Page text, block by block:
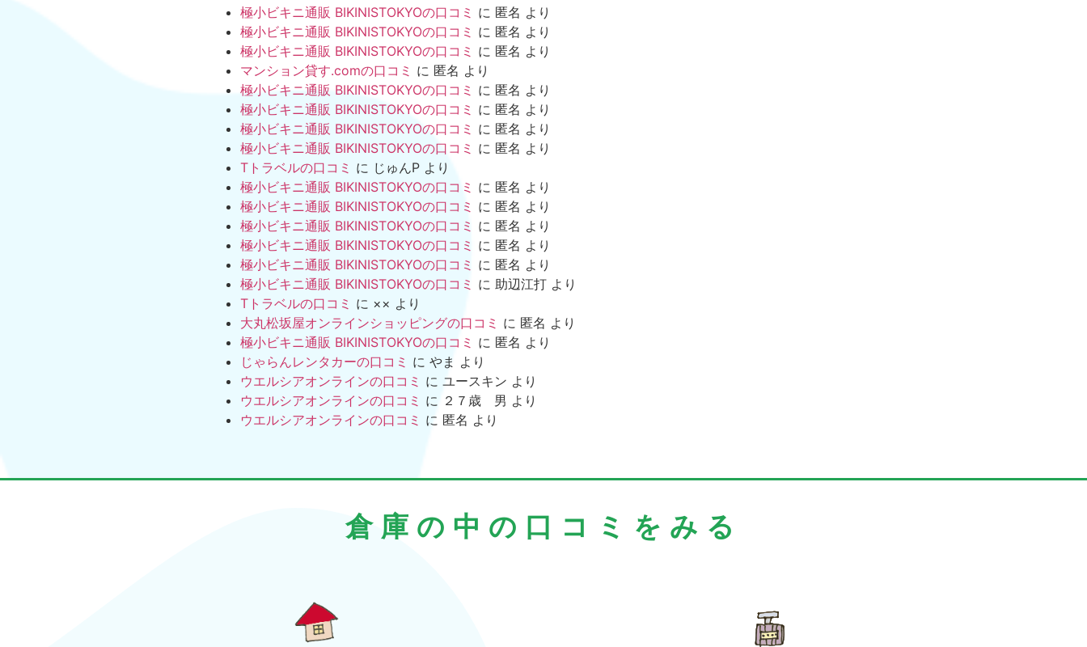
極小ビキニ通販 BIKINISTOKYOの口コミ に 匿名 より
極小ビキニ通販 BIKINISTOKYOの口コミ に 匿名 より
極小ビキニ通販 BIKINISTOKYOの口コミ に 匿名 より
マンション貸す.comの口コミ に 匿名 より
極小ビキニ通販 BIKINISTOKYOの口コミ に 匿名 より
極小ビキニ通販 BIKINISTOKYOの口コミ に 匿名 より
極小ビキニ通販 BIKINISTOKYOの口コミ に 匿名 より
極小ビキニ通販 BIKINISTOKYOの口コミ に 匿名 より
Tトラベルの口コミ に じゅんP より
極小ビキニ通販 BIKINISTOKYOの口コミ に 匿名 より
極小ビキニ通販 BIKINISTOKYOの口コミ に 匿名 より
極小ビキニ通販 BIKINISTOKYOの口コミ に 匿名 より
極小ビキニ通販 BIKINISTOKYOの口コミ に 匿名 より
極小ビキニ通販 BIKINISTOKYOの口コミ に 匿名 より
極小ビキニ通販 BIKINISTOKYOの口コミ に 助辺江打 より
Tトラベルの口コミ に ×× より
大丸松坂屋オンラインショッピングの口コミ に 匿名 より
極小ビキニ通販 BIKINISTOKYOの口コミ に 匿名 より
じゃらんレンタカーの口コミ に やま より
ウエルシアオンラインの口コミ に ユースキン より
ウエルシアオンラインの口コミ に ２７歳 男 より
ウエルシアオンラインの口コミ に 匿名 より
倉庫の中の口コミをみる